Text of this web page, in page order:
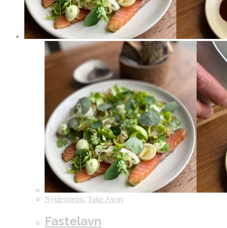
Nytårsmenu, Take Away
Fastelavn